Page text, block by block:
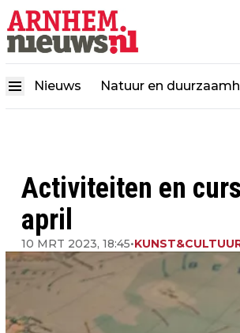
Nieuws Natuur en
Activiteiten en
april
10 MRT 2023, 18:45•